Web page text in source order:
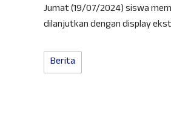
Jumat (19/07/2024) siswa
dilanjutkan dengan display
Berita